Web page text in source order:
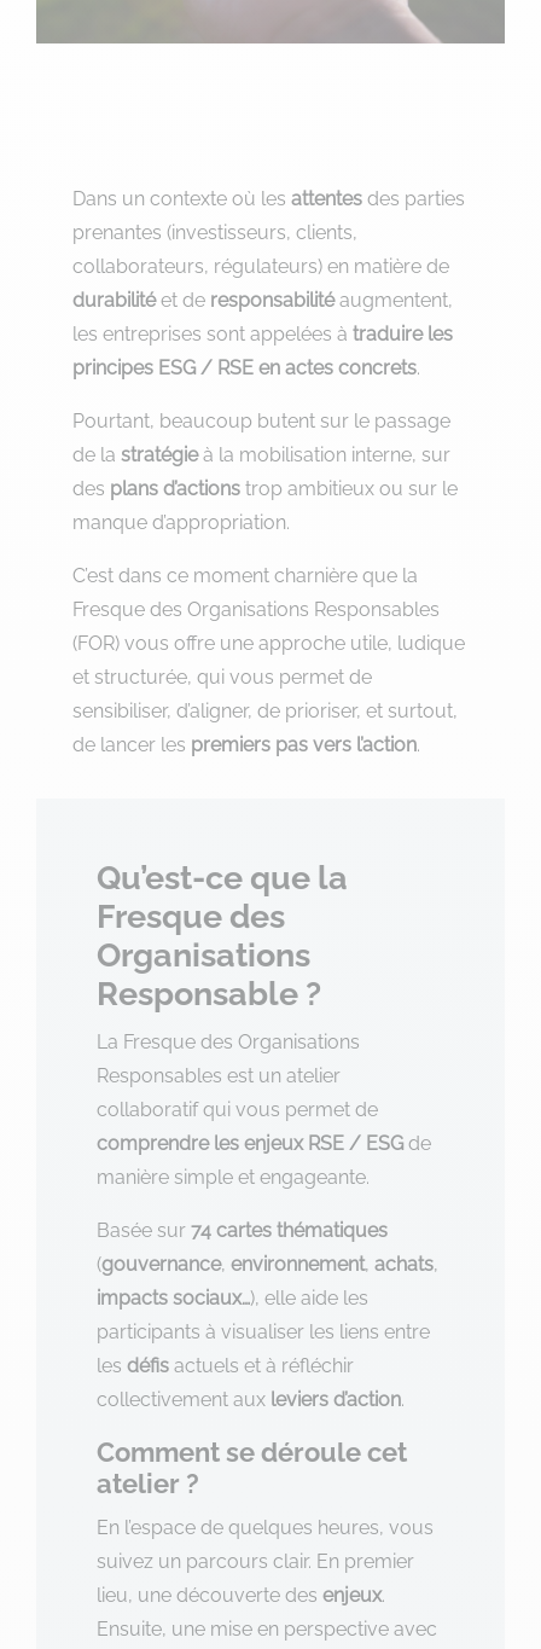
Dans un contexte où les attentes des parties
prenantes (investisseurs, clients,
collaborateurs, régulateurs) en matière de
durabilitéet de responsabilitéaugmentent,
les entreprises sont appelées à traduire les
principes ESG / RSE en actes concrets.
Pourtant, beaucoup butent sur le passage
de la stratégieà la mobilisation interne, sur
des plans d’actions trop ambitieux ou sur le
manque d’appropriation.
C’est dans ce moment charnière que la
Fresque des Organisations Responsables
(FOR) vous offre une approche utile, ludique
et structurée, qui vous permet de
sensibiliser, d’aligner, de prioriser, et surtout,
de lancer les premiers pas vers l’action.
Qu’est-ce que la
Fresque des
Organisations
Responsable ?
La Fresque des Organisations
Responsables est un atelier
collaboratif qui vous permet de
comprendre les enjeux RSE / ESG de
manière simple et engageante.
Basée sur 74 cartes thématiques
(gouvernance, environnement, achats,
impacts sociaux…), elle aide les
participants à visualiser les liens entre
les défis actuels et à réfléchir
collectivement aux leviers d’action.
Comment se déroule cet
atelier ?
En l’espace de quelques heures, vous
suivez un parcours clair. En premier
lieu, une découverte des enjeux.
Ensuite, une mise en perspective avec